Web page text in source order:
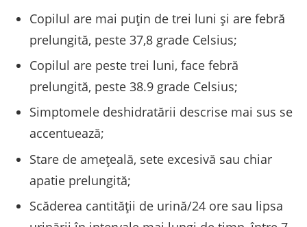
Copilul are mai puţin de trei luni şi are febră
prelungită, peste 37,8 grade Celsius;
Copilul are peste trei luni, face febră
prelungită, peste 38.9 grade Celsius;
Simptomele deshidratării descrise mai sus se
accentuează;
Stare de ameţeală, sete excesivă sau chiar
apatie prelungită;
Scăderea cantităţii de urină/24 ore sau lipsa